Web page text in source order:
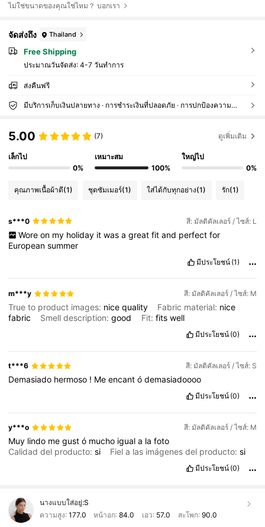
ไม่ใช่ขนาดของคุณใช่ไหม？ บอกเรา
จัดส่งถึง Thailand
Free Shipping
ประมาณวันจัดส่ง: 4-7 วันทำการ
ส่งคืนฟรี
มีบริการเก็บเงินปลายทาง · การชำระเงินที่ปลอดภัย · การปกป้องความเป็นส่วนตัว
5.00 (7) ดูเพิ่มเติม
เล็กไป
0%
เหมาะสม
100%
ใหญ่ไป
0%
คุณภาพเนื้อผ้าดี(1) ชุดซัมเมอร์(1) ใส่ได้กับทุกอย่าง(1) รัก(1)
s***0 สี: มัลติคัลเลอร์ / ไซส์: L
Wore on my holiday it was a great fit and perfect for
Europeansummer
มีประโยชน์ (1)
m***y สี: มัลติคัลเลอร์ / ไซส์: M
True to product images: nicequality Fabric material: nice
fabric
Smell description:good Fit: fits well
มีประโยชน์ (0)
t***6 สี: มัลติคัลเลอร์ / ไซส์: S
Demasiado hermoso ! Meencantódemasiadoooo
มีประโยชน์ (0)
y***o สี: มัลติคัลเลอร์ / ไซส์: M
Muy lindo megustó mucho iguala lafoto
Calidad del producto:si Fiel a las imágenes del producto:si
มีประโยชน์ (0)
นางแบบใส่อยู่:S
ความสูง: 177.0 หน้าอก:84.0 เอว: 57.0 สะโพก: 90.0